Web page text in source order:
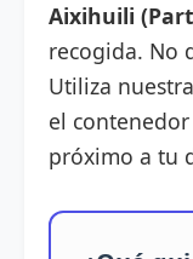
Aixihuili
recogida. No
Utiliza
el
próximo a tu